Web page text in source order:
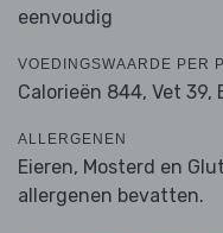
eenvoudig
VOEDINGSWAARDE PER
Calorieën 844, Vet 39,
ALLERGENEN
Eieren, Mosterd en
allergenen bevatten.